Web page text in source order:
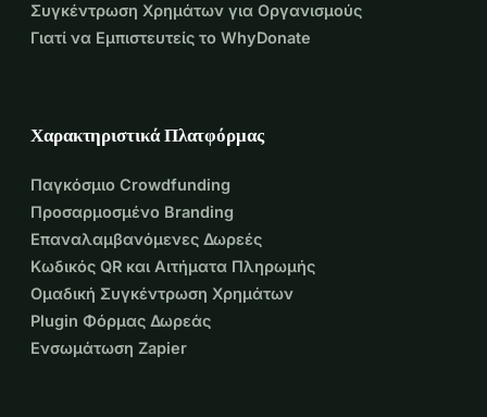
Συγκέντρωση Χρημάτων για Οργανισμούς
Γιατί να Εμπιστευτείς το WhyDonate
Χαρακτηριστικά Πλατφόρμας
Παγκόσμιο Crowdfunding
Προσαρμοσμένο Branding
Επαναλαμβανόμενες Δωρεές
Κωδικός QR και Αιτήματα Πληρωμής
Ομαδική Συγκέντρωση Χρημάτων
Plugin Φόρμας Δωρεάς
Ενσωμάτωση Zapier